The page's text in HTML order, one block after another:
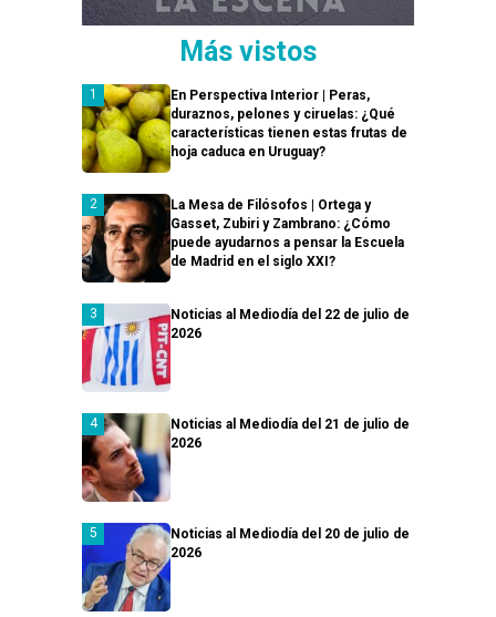
Más vistos
En Perspectiva Interior | Peras,
duraznos, pelones y ciruelas: ¿Qué
características tienen estas frutas de
hoja caduca en Uruguay?
La Mesa de Filósofos | Ortega y
Gasset, Zubiri y Zambrano: ¿Cómo
puede ayudarnos a pensar la Escuela
de Madrid en el siglo XXI?
Noticias al Mediodía del 22 de julio de
2026
Noticias al Mediodía del 21 de julio de
2026
Noticias al Mediodía del 20 de julio de
2026